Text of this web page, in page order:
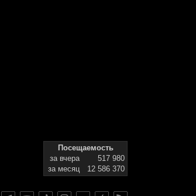
Посещаемость
за вчера
517 980
за месяц
12 586 370